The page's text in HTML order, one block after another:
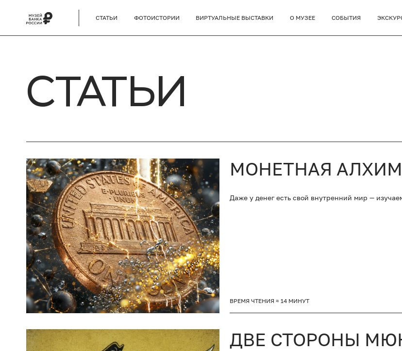
СТАТЬИ ФОТОИСТОРИИ ВИРТУАЛЬНЫЕ ВЫСТАВКИ О МУЗЕЕ СОБЫТИЯ
СТАТЬИ
МОНЕТНАЯ
Даже у денег есть свой внутренний мир —
ВРЕМЯ ЧТЕНИЯ ≈ 14 МИНУТ
ДВЕ СТОРОНЫ